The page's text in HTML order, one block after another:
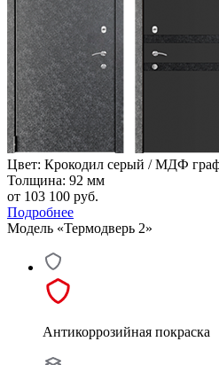
Цвет: Крокодил серый / МДФ
Толщина: 92 мм
от 103 100 руб.
Подробнее
Модель «Термодверь 2»
Антикоррозийная покраска